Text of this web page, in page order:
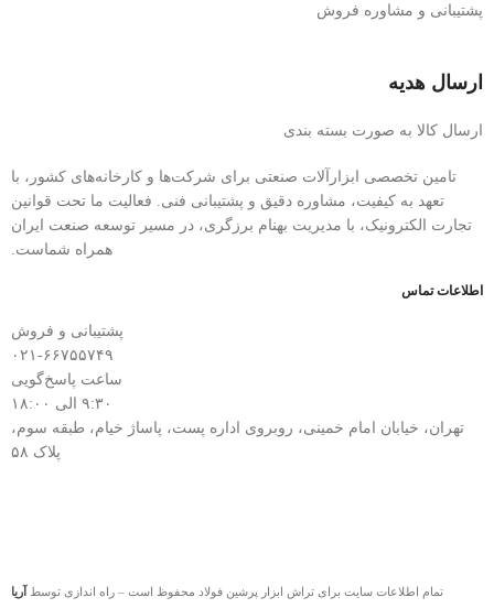
پشتیبانی و مشاوره فروش
ارسال هدیه
ارسال کالا به صورت بسته بندی
تامین تخصصی ابزارآلات صنعتی برای شرکت‌ها و کارخانه‌های کشور، با
تعهد به کیفیت، مشاوره دقیق و پشتیبانی فنی. فعالیت ما تحت قوانین
تجارت الکترونیک، با مدیریت بهنام برزگری، در مسیر توسعه صنعت ایران
همراه شماست.
اطلاعات تماس
پشتیبانی و فروش
۰۲۱-۶۶۷۵۵۷۴۹
ساعت پاسخ‌گویی
۹:۳۰ الی ۱۸:۰۰
تهران، خیابان امام خمینی، روبروی اداره پست، پاساژ خیام، طبقه سوم،
پلاک ۵۸
تمام اطلاعات سایت برای تراش ابزار پرشین فولاد محفوظ است – راه اندازی توسط آریا